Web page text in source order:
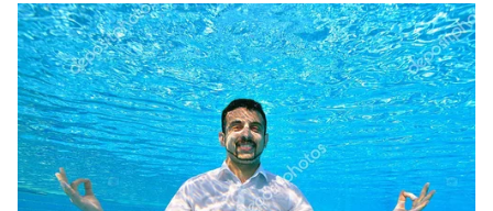
Image Credit :StockPhoto
హీరో స్ప్లెండర్ ప్లస్ (Hero Splendor Plus)
తక్కువ ధర బైక్స్ అనగానే అందరికీ గుర్తొచ్చే మొదటి పేరు
హీరో స్ప్లెండర్. ఇది 97.2cc ఇంజిన్‌తో వస్తుంది. దీనిపై
జనాలకు అపారమైన నమ్మకం ఉంది.